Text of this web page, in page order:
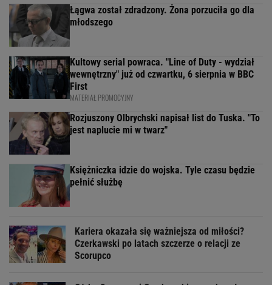
Łągwa został zdradzony. Żona porzuciła go dla
młodszego
Kultowy serial powraca. "Line of Duty - wydział
wewnętrzny" już od czwartku, 6 sierpnia w BBC
First
MATERIAŁ PROMOCYJNY
Rozjuszony Olbrychski napisał list do Tuska. "To
jest naplucie mi w twarz"
Księżniczka idzie do wojska. Tyle czasu będzie
pełnić służbę
Kariera okazała się ważniejsza od miłości?
Czerkawski po latach szczerze o relacji ze
Scorupco